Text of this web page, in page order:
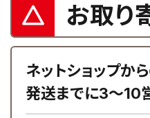
お取り
ネットショップか
発送までに3～10